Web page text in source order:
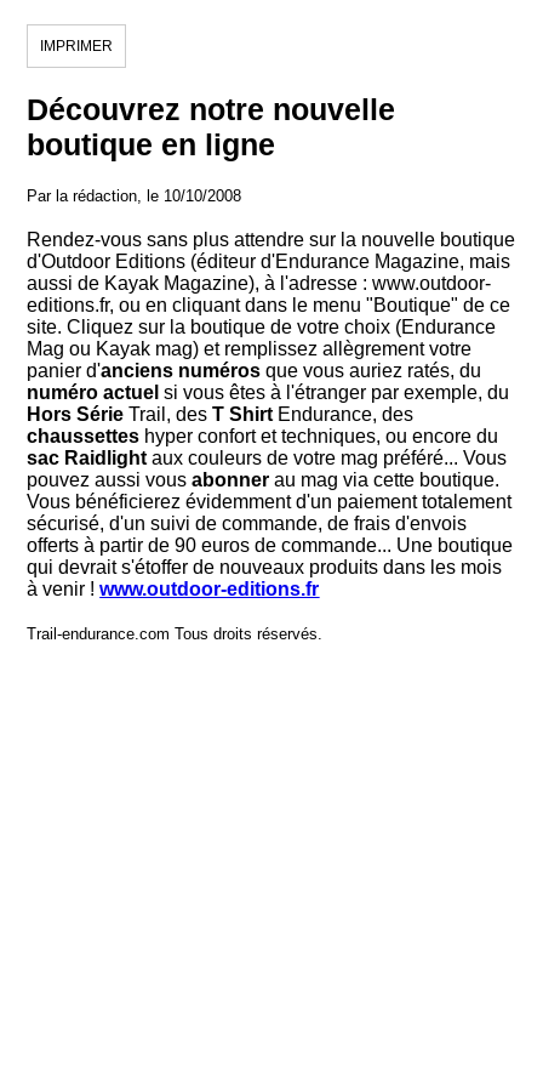
IMPRIMER
Découvrez notre nouvelle
boutique en ligne
Par la rédaction, le 10/10/2008
Rendez-vous sans plus attendre sur la nouvelle boutique
d'Outdoor Editions (éditeur d'Endurance Magazine, mais
aussi de Kayak Magazine), à l'adresse : www.outdoor-
editions.fr, ou en cliquant dans le menu "Boutique" de ce
site. Cliquez sur la boutique de votre choix (Endurance
Mag ou Kayak mag) et remplissez allègrement votre
panier d'anciens numéros que vous auriez ratés, du
numéro actuel si vous êtes à l'étranger par exemple, du
Hors Série Trail, desT Shirt Endurance, des
chaussettes hyper confort et techniques, ou encore du
sac Raidlight aux couleurs de votre mag préféré... Vous
pouvez aussi vousabonner au mag via cette boutique.
Vous bénéficierez évidemment d'un paiement totalement
sécurisé, d'un suivi de commande, de frais d'envois
offerts à partir de 90 euros de commande... Une boutique
qui devrait s'étoffer de nouveaux produits dans les mois
à venir !www.outdoor-editions.fr
Trail-endurance.com Tous droits réservés.